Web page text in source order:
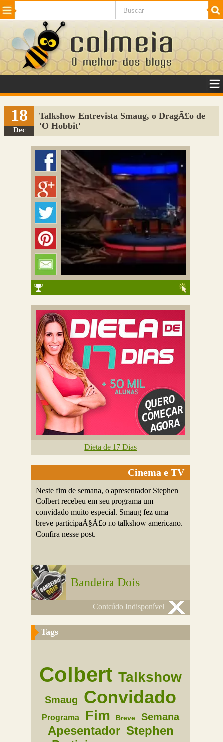
Beleza Cinema e TV
Internet Jogos NotÃ­cias SaÃºde
VeÃ­culos Adulto
Sugerir Link
Adicionar Blog
Colmeia Exchange
Perguntas Frequentes
18
Dec
Talkshow Entrevista Smaug, o DragÃ£o de
'O Hobbit'
Dieta de 17 Dias
Cinema e TV
Neste fim de semana, o apresentador Stephen
Colbert recebeu em seu programa um
convidado muito especial. Smaug fez uma
breve participaÃ§Ã£o no talkshow americano.
Confira nesse post.
Bandeira Dois
Conteúdo Indisponível
Tags
Colbert Talkshow
Smaug Convidado
Programa Fim Breve Semana
Apesentador Stephen